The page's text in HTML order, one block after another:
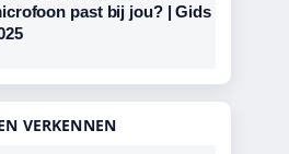
past bij jou? | Gids
VERKENNEN